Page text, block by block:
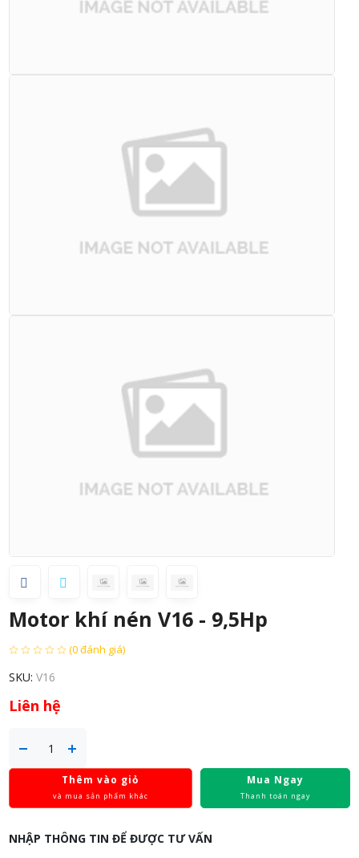
Motor khí nén V16 - 9,5Hp
(0 đánh giá)
SKU: V16
Liên hệ
Thêm vào giỏ
và mua sản phẩm khác
Mua Ngay
Thanh toán ngay
NHẬP THÔNG TIN ĐỂ ĐƯỢC TƯ VẤN